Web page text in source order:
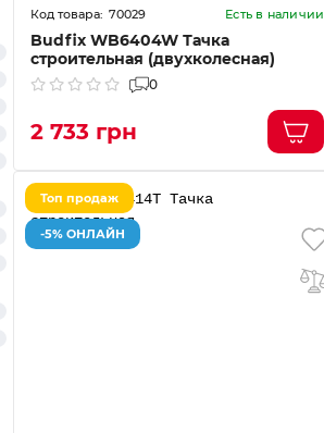
70029 Есть в наличии
Budfix WB6404W Тачка
строительная (двухколесная)
0
2 733 грн
Топ продаж
-5% ОНЛАЙН